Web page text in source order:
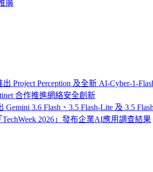
廣
Project Perception 及全新 AI-Cyber-1-
合作推進網絡安全創新
Gemini 3.6 Flash、3.5 Flash-Lite 及 3.5
2026」發布企業AI應用調查結果